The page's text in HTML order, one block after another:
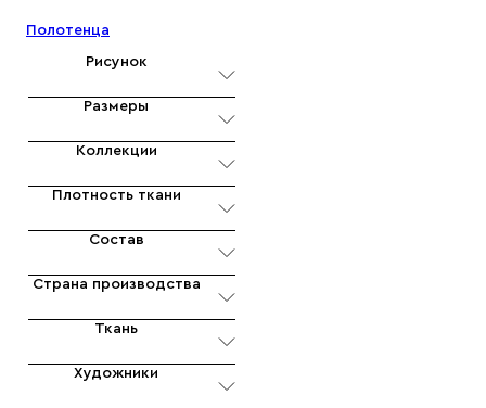
Полотенца
Рисунок
Размеры
Коллекции
Плотность ткани
Состав
Страна производства
Ткань
Художники